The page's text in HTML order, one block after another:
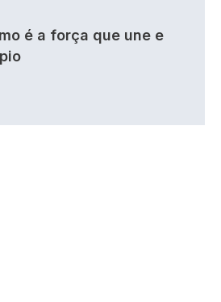
é a força que une e